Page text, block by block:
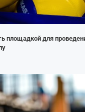
площадкой для